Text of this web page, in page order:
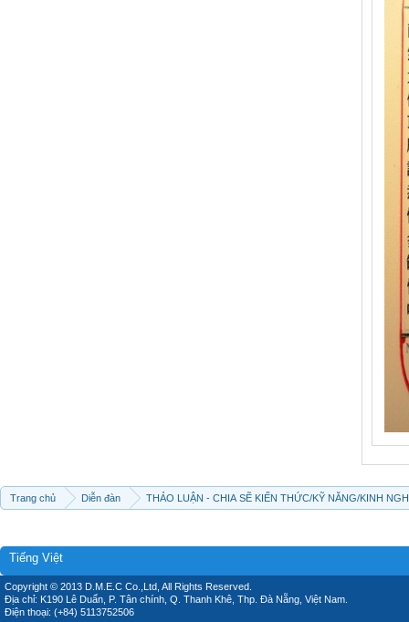
Trang chủ Diễn đàn THẢO LUẬN - CHIA SẼ KIẾN THỨC/KỸ NĂNG/KINH
Tiếng Việt
Copyright © 2013 D.M.E.C Co.,Ltd, All Rights Reserved.
Địa chỉ: K190 Lê Duẩn, P. Tân chính, Q. Thanh Khê, Thp. Đà Nẵng, Việt Nam.
Điện thoại: (+84) 5113752506